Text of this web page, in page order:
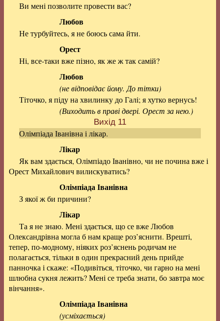
Ви мені позволите провести вас?
Любов
Не турбуйтесь, я не боюсь сама йти.
Орест
Ні, все-таки вже пізно, як же ж так самій?
Любов
(не відповідає йому. До тітки)
Тіточко, я піду на хвилинку до Галі; я хутко вернусь!
(Виходить в праві двері. Орест за нею.)
Вихід 11
Олімпіада Іванівна і лікар.
Лікар
Як вам здається, Олімпіадо Іванівно, чи не почина вже і
Орест Михайлович вилискуватись?
Олімпіада Іванівна
З якої ж би причини?
Лікар
Та я не знаю. Мені здається, що се вже Любов
Олександрівна могла б нам краще роз’яснити. Врешті,
тепер, по-модному, ніяких роз’яснень родичам не
полагається, тільки в один прекрасний день прийде
панночка і скаже: «Подивіться, тіточко, чи гарно на мені
шлюбна сукня лежить? Мені се треба знати, бо завтра моє
вінчання».
Олімпіада Іванівна
(усміхається)